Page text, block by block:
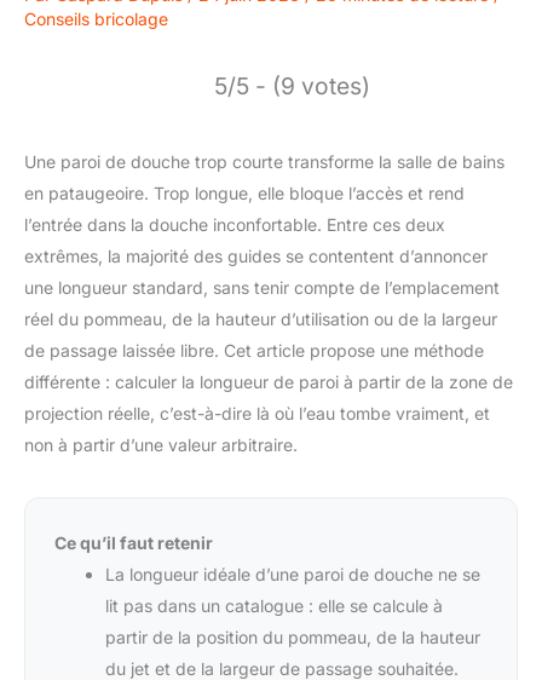
Conseils bricolage
5/5 - (9 votes)
Une paroi de douche trop courte transforme la salle de bains
en pataugeoire. Trop longue, elle bloque l’accès et rend
l’entrée dans la douche inconfortable. Entre ces deux
extrêmes, la majorité des guides se contentent d’annoncer
une longueur standard, sans tenir compte de l’emplacement
réel du pommeau, de la hauteur d’utilisation ou de la largeur
de passage laissée libre. Cet article propose une méthode
différente : calculer la longueur de paroi à partir de la zone de
projection réelle, c’est-à-dire là où l’eau tombe vraiment, et
non à partir d’une valeur arbitraire.
Ce qu’il faut retenir
La longueur idéale d’une paroi de douche ne se
lit pas dans un catalogue : elle se calcule à
partir de la position du pommeau, de la hauteur
du jet et de la largeur de passage souhaitée.